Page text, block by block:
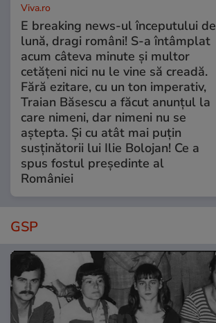
Viva.ro
E breaking news-ul începutului de
lună, dragi români! S-a întâmplat
acum câteva minute și multor
cetățeni nici nu le vine să creadă.
Fără ezitare, cu un ton imperativ,
Traian Băsescu a făcut anunțul la
care nimeni, dar nimeni nu se
aștepta. Și cu atât mai puțin
susținătorii lui Ilie Bolojan! Ce a
spus fostul președinte al
României
GSP